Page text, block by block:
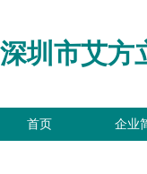
深圳市艾方
首页 企业